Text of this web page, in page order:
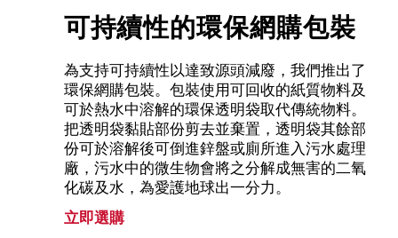
可持續性的環保網購包裝
為支持可持續性以達致源頭減廢，我們推出了
環保網購包裝。包裝使用可回收的紙質物料及
可於熱水中溶解的環保透明袋取代傳統物料。
把透明袋黏貼部份剪去並棄置，透明袋其餘部
份可於溶解後可倒進鋅盤或廁所進入污水處理
廠，污水中的微生物會將之分解成無害的二氧
化碳及水，為愛護地球出一分力。
立即選購